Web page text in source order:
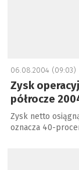
06.08.2004 (09:03)
Zysk
półrocze
Zysk netto
oznacza 40-